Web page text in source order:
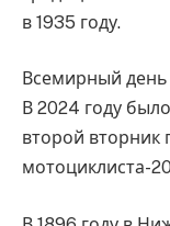
в 1935 году.
Всемирный
В 2024 году
второй вторник
мотоциклиста-